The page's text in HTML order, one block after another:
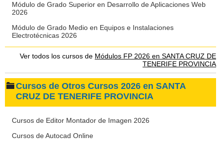
Módulo de Grado Superior en Desarrollo de Aplicaciones Web
2026
Módulo de Grado Medio en Equipos e Instalaciones
Electrotécnicas 2026
Ver todos los cursos de Módulos FP 2026 en SANTA CRUZ DE
TENERIFE PROVINCIA
Cursos de Otros Cursos 2026 en SANTA
CRUZ DE TENERIFE PROVINCIA
Cursos de Editor Montador de Imagen 2026
Cursos de Autocad Online